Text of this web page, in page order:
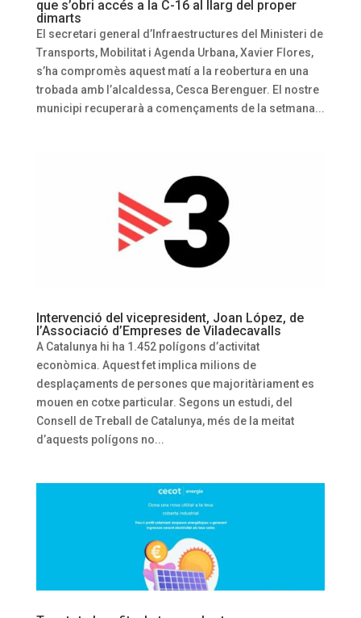
que s’obri accés a la C-16 al llarg del proper
dimarts
El secretari general d’Infraestructures del Ministeri de
Transports, Mobilitat i Agenda Urbana, Xavier Flores,
s’ha compromès aquest matí a la reobertura en una
trobada amb l’alcaldessa, Cesca Berenguer. El nostre
municipi recuperarà a començaments de la setmana...
Intervenció del vicepresident, Joan López, de
l’Associació d’Empreses de Viladecavalls
A Catalunya hi ha 1.452 polígons d’activitat
econòmica. Aquest fet implica milions de
desplaçaments de persones que majoritàriament es
mouen en cotxe particular. Segons un estudi, del
Consell de Treball de Catalunya, més de la meitat
d’aquests polígons no...